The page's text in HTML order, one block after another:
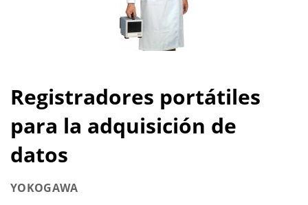
Registradores portátiles
para la adquisición de
datos
YOKOGAWA